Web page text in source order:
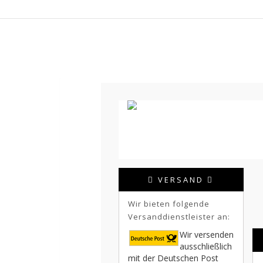
VERSAND
Wir bieten folgende
Versanddienstleister an:
Wir versenden
ausschließlich
mit der Deutschen Post